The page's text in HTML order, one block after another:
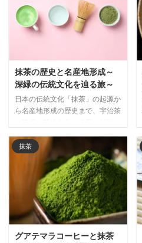
銘茶で、薩摩の風土と文化を感じ
る茶道体験ができます。
抹茶の歴史と名産地形成～
深緑の伝統文化を辿る旅～
日本の伝統文化「抹茶」の起源か
ら名産地形成の歴史まで、宇治茶
性、各地域の特色ある茶葉栽培の
背景を知り、日本が誇る抹茶文化
の深さを味わえる内容です。
抹茶
グアテマラコーヒーと抹茶